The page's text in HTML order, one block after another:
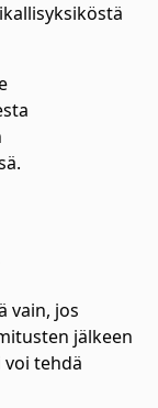
vain, jos
jälkeen
voi tehdä